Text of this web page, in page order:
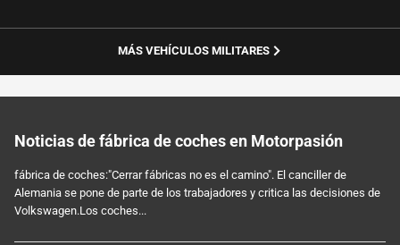
MÁS VEHÍCULOS MILITARES
Noticias de fábrica de coches en Motorpasión
fábrica de coches:"Cerrar fábricas no es el camino". El canciller de
Alemania se pone de parte de los trabajadores y critica las decisiones de
Volkswagen.Los coches...